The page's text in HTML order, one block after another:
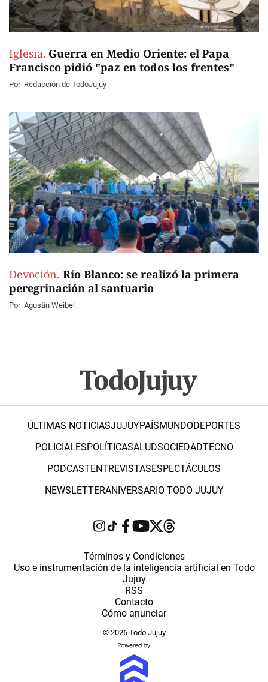
Iglesia. Guerra en Medio Oriente: el Papa
Francisco pidió "paz en todos los frentes"
Por Redacción de TodoJujuy
Devoción. Río Blanco: se realizó la primera
peregrinación al santuario
Por Agustín Weibel
ÚLTIMAS NOTICIASJUJUYPAÍSMUNDODEPORTES
POLICIALESPOLÍTICASALUDSOCIEDADTECNO
PODCASTENTREVISTASESPECTÁCULOS
NEWSLETTERANIVERSARIO TODO JUJUY
Términos y Condiciones
Uso e instrumentación de la inteligencia artificial en Todo
Jujuy
RSS
Contacto
Cómo anunciar
© 2026 Todo Jujuy